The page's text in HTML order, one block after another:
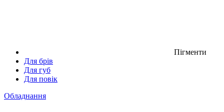
Пігменти
Для брів
Для губ
Для повік
Обладнання